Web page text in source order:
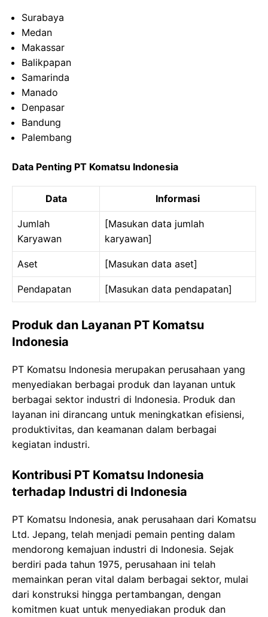
Surabaya
Medan
Makassar
Balikpapan
Samarinda
Manado
Denpasar
Bandung
Palembang
Data Penting PT Komatsu Indonesia
Data Informasi
Jumlah
Karyawan
[Masukan data jumlah
karyawan]
Aset [Masukan data aset]
Pendapatan [Masukan data pendapatan]
Produk dan Layanan PT Komatsu
Indonesia
PT Komatsu Indonesia merupakan perusahaan yang
menyediakan berbagai produk dan layanan untuk
berbagai sektor industri di Indonesia. Produk dan
layanan ini dirancang untuk meningkatkan efisiensi,
produktivitas, dan keamanan dalam berbagai
kegiatan industri.
Kontribusi PT Komatsu Indonesia
terhadap Industri di Indonesia
PT Komatsu Indonesia, anak perusahaan dari Komatsu
Ltd. Jepang, telah menjadi pemain penting dalam
mendorong kemajuan industri di Indonesia. Sejak
berdiri pada tahun 1975, perusahaan ini telah
memainkan peran vital dalam berbagai sektor, mulai
dari konstruksi hingga pertambangan, dengan
komitmen kuat untuk menyediakan produk dan